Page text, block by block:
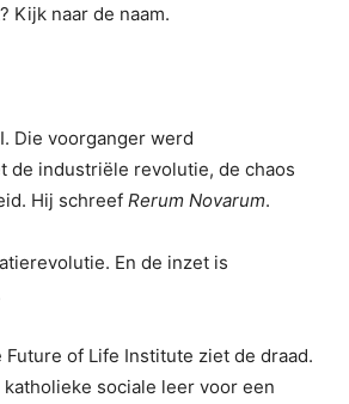
Kijk naar de naam.
Die voorganger werd
de industriële revolutie, de chaos
Hij schreef Rerum Novarum.
En de inzet is
Future of Life Institute ziet de draad.
sociale leer voor een